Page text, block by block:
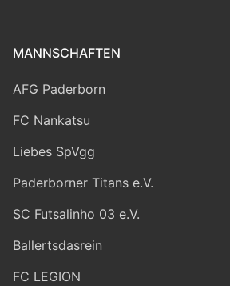
MANNSCHAFTEN
AFG Paderborn
FC Nankatsu
Liebes SpVgg
Paderborner Titans e.V.
SC Futsalinho 03 e.V.
Ballertsdasrein
FC LEGION